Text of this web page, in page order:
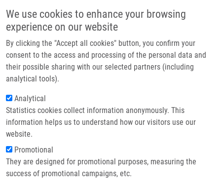
We use cookies to enhance your browsing
experience on our website
By clicking the "Accept all cookies" button, you confirm your
consent to the access and processing of the personal data and
their possible sharing with our selected partners (including
analytical tools).
Analytical
Statistics cookies collect information anonymously. This
information helps us to understand how our visitors use our
website.
Promotional
They are designed for promotional purposes, measuring the
success of promotional campaigns, etc.
Main
Domů
Partner institutions
Technologie a služby
Kontakt
Drobečková navigace
Domů The Role Of BRCA1 In Non-small Cell Lung Cancer
The role of BRCA1 in non-small cell
lung cancer
cancer. Biomedical Papers of the Medical
Faculty of Palacký University, Olomouc,